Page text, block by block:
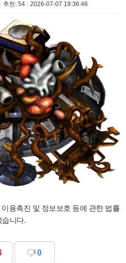
추천: 54 2026-07-07 19:36:46
용촉진 및 정보보호 등에 관한 법률
습니다.
0